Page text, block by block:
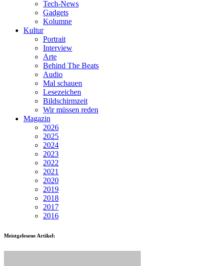
Tech-News
Gadgets
Kolumne
Kultur
Portrait
Interview
Arte
Behind The Beats
Audio
Mal schauen
Lesezeichen
Bildschirmzeit
Wir müssen reden
Magazin
2026
2025
2024
2023
2022
2021
2020
2019
2018
2017
2016
Meistgelesene Artikel: